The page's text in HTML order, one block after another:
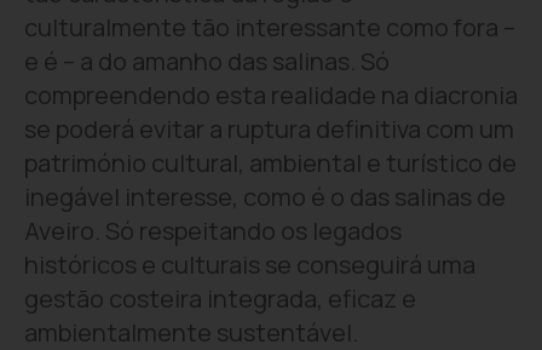
culturalmente tão interessante como fora –
e é – a do amanho das salinas. Só
compreendendo esta realidade na diacronia
se poderá evitar a ruptura definitiva com um
património cultural, ambiental e turístico de
inegável interesse, como é o das salinas de
Aveiro. Só respeitando os legados
históricos e culturais se conseguirá uma
gestão costeira integrada, eficaz e
ambientalmente sustentável.